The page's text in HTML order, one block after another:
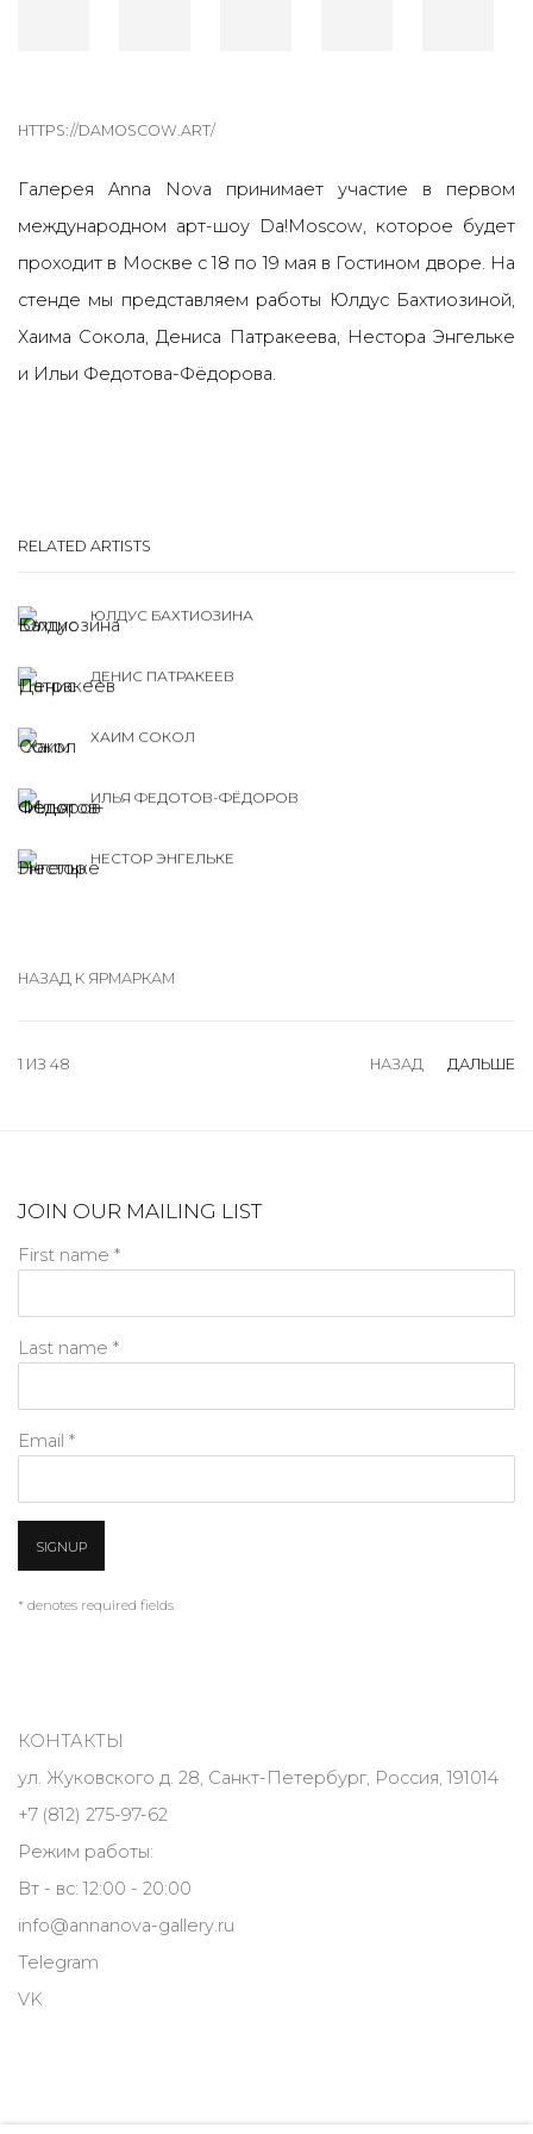
HTTPS://DAMOSCOW.ART/
Галерея Anna Nova принимает участие в первом
международном арт-шоу Da!Moscow, которое будет
проходит в Москве с 18 по 19 мая в Гостином дворе. На
стенде мы представляем работы Юлдус Бахтиозиной,
Хаима Сокола, Дениса Патракеева, Нестора Энгельке
и Ильи Федотова-Фёдорова.
RELATED ARTISTS
ЮЛДУС БАХТИОЗИНА
ДЕНИС ПАТРАКЕЕВ
ХАИМ СОКОЛ
ИЛЬЯ ФЕДОТОВ-ФЁДОРОВ
НЕСТОР ЭНГЕЛЬКЕ
НАЗАД К ЯРМАРКАМ
НАЗАД ДАЛЬШЕ
1 ИЗ 48
JOIN OUR MAILING LIST
First name *
Last name *
Email *
SIGNUP
* denotes required fields
КОНТАКТЫ
ул. Жуковского д. 28, Санкт-Петербург, Россия, 191014
+7 (812) 275-97-62
Режим работы:
Вт - вс: 12:00 - 20:00
info@annanova-gallery.ru
Telegram
VK